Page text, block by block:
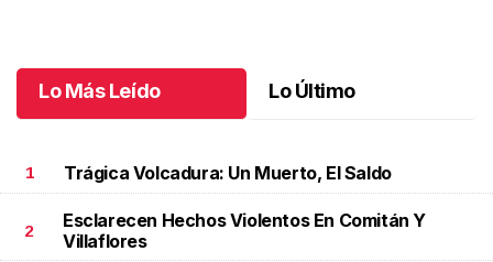
Lo Más Leído Lo Último
1 Trágica Volcadura: Un Muerto, El Saldo
2
Esclarecen Hechos Violentos En Comitán Y
Villaflores